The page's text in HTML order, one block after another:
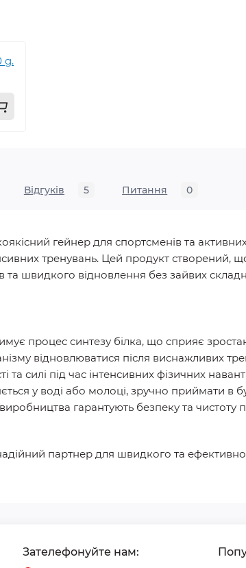
g.
Відгуків 5 Питання 0
гейнер для спортсменів та
тренувань. Цей продукт створений,
швидкого відновлення без зайвих
процес синтезу білка, що сприяє
відновлюватися після виснажливих
та силі під час інтенсивних фізичних
у воді або молоці, зручно приймати в
гарантують безпеку та чистоту
партнер для швидкого та
Зателефонуйте нам: